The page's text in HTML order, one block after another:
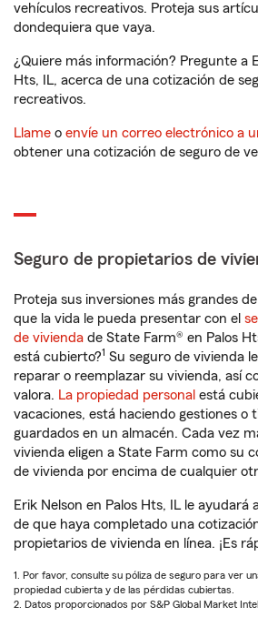
vehículos recreativos. Proteja sus
dondequiera que vaya.
¿Quiere más información? Pregunte a
Hts, IL, acerca de una cotización de
recreativos.
Llame o envíe un correo electrónico a
obtener una cotización de seguro de
Seguro de propietarios de
Proteja sus inversiones más grandes
que la vida le pueda presentar con el
de vivienda de State Farm® en Palos
está cubierto?1 Su seguro de vivienda
reparar o reemplazar su vivienda, así
valora. La propiedad personal está
vacaciones, está haciendo gestiones o
guardados en un almacén. Cada vez
vivienda eligen a State Farm como su
de vivienda por encima de cualquier
Erik Nelson en Palos Hts, IL le ayudará
de que haya completado una
propietarios de vivienda en línea. ¡Es
1. Por favor, consulte su póliza de seguro para ver
propiedad cubierta y de las pérdidas cubiertas.
2. Datos proporcionados por S&P Global Market